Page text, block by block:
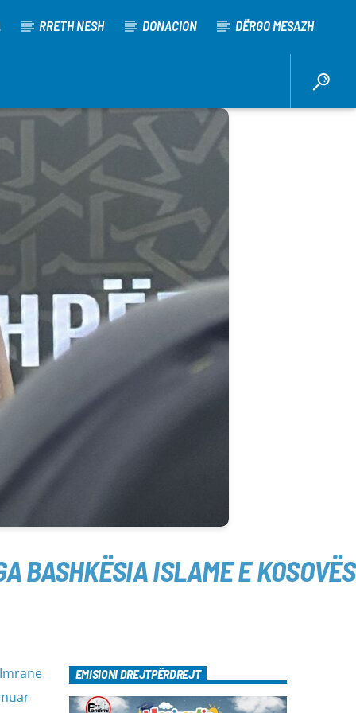
RRETH NESH DONACION DËRGO MESAZH
BASHKËSIA ISLAME E KOSOVËS
EMISIONI DREJTPËRDREJT